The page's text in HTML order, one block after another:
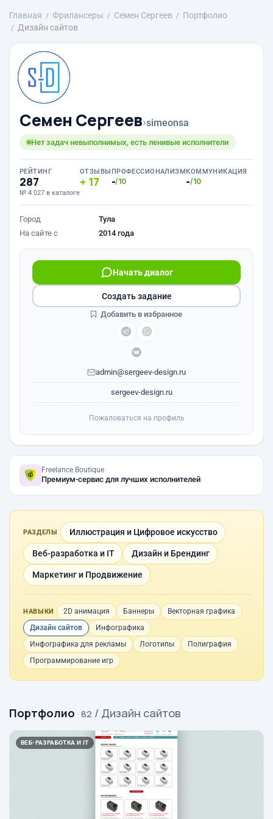
Главная Фрилансеры Семен Сергеев
Портфолио
Дизайн сайтов
Семен Сергеев›simeonsa
Нет задач невыполнимых, есть ленивые исполнители
РЕЙТИНГ
287
№ 4 027 в каталоге
ОТЗЫВЫ
17
ПРОФЕССИОНАЛИЗМ
-/10
КОММУНИКАЦИЯ
-/10
Город
Тула
На сайте с
2014 года
Начать диалог
admin@sergeev-design.ru
sergeev-design.ru
Создать задание
Добавить в избранное
Пожаловаться на профиль
Freelance.Boutique
Премиум-сервис для лучших исполнителей
РАЗДЕЛЫ Иллюстрация и Цифровое искусство
Веб-разработка и IT Дизайн и Брендинг
Маркетинг и Продвижение
НАВЫКИ 2D анимация Баннеры
Векторная графика
Дизайн сайтов
Инфографика
Инфографика для рекламы
Логотипы
Полиграфия
Программирование игр
Портфолио · 82 / Дизайн сайтов
ВЕБ-РАЗРАБОТКА И IT